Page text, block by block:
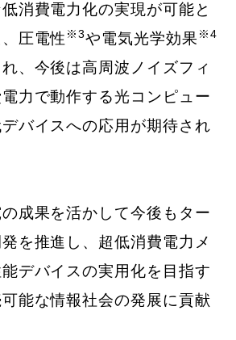
消費電力化の実現が可能と
圧電性 ※3や電気光学効果 ※4
、今後は高周波ノイズフィ
力で動作する光コンピュー
バイスへの応用が期待され
成果を活かして今後もター
を推進し、超低消費電力メ
デバイスの実用化を目指す
能な情報社会の発展に貢献